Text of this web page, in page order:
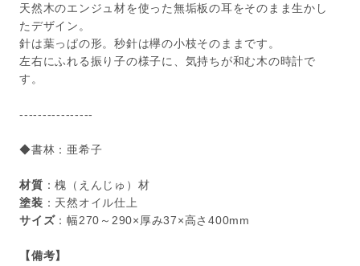
天然木のエンジュ材を使った無垢板の耳をそのまま生かし
たデザイン。
針は葉っぱの形。秒針は欅の小枝そのままです。
左右にふれる振り子の様子に、気持ちが和む木の時計で
す。
----------------
◆書林：亜希子
材質 ：槐（えんじゅ）材
塗装 ：天然オイル仕上
サイズ：幅270～290×厚み37×高さ400mm
【備考】